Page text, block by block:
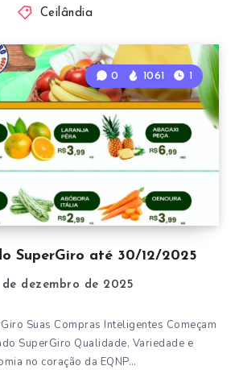
Ceilândia
SuperGiro até 30/12/2025
0 1061 1
dezembro de 2025
Suas Compras Inteligentes Começam
SuperGiro Qualidade, Variedade e
no coração da EQNP…